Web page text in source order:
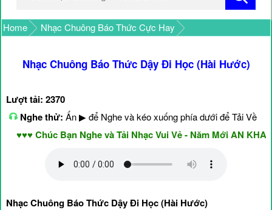
Home Nhạc Chuông Báo Thức Cực Hay
Nhạc Chuông Báo Thức Dậy Đi Học (Hài Hước)
Lượt tải: 2370
Nghe thử: Ấn ▶ để Nghe và kéo xuống phía dưới để Tải Về
♥♥♥ Chúc Bạn Nghe và Tải Nhạc Vui Vẻ - Năm Mới AN KHANG
Nhạc Chuông Báo Thức Dậy Đi Học (Hài Hước)